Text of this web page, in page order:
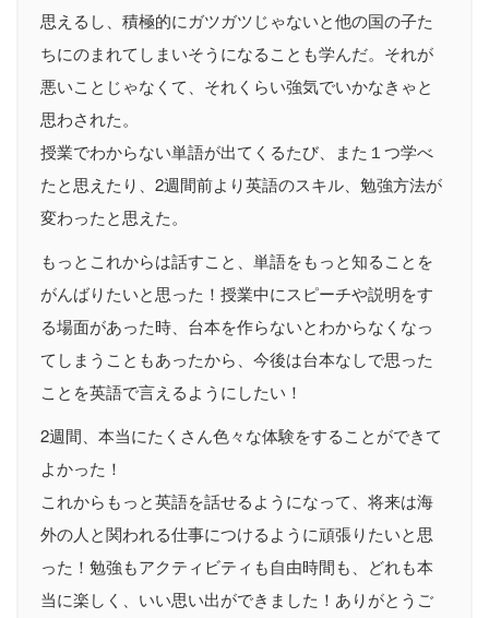
思えるし、積極的にガツガツじゃないと他の国の子た
ちにのまれてしまいそうになることも学んだ。それが
悪いことじゃなくて、それくらい強気でいかなきゃと
思わされた。
授業でわからない単語が出てくるたび、また１つ学べ
たと思えたり、2週間前より英語のスキル、勉強方法が
変わったと思えた。
もっとこれからは話すこと、単語をもっと知ることを
がんばりたいと思った！授業中にスピーチや説明をす
る場面があった時、台本を作らないとわからなくなっ
てしまうこともあったから、今後は台本なしで思った
ことを英語で言えるようにしたい！
2週間、本当にたくさん色々な体験をすることができて
よかった！
これからもっと英語を話せるようになって、将来は海
外の人と関われる仕事につけるように頑張りたいと思
った！勉強もアクティビティも自由時間も、どれも本
当に楽しく、いい思い出ができました！ありがとうご